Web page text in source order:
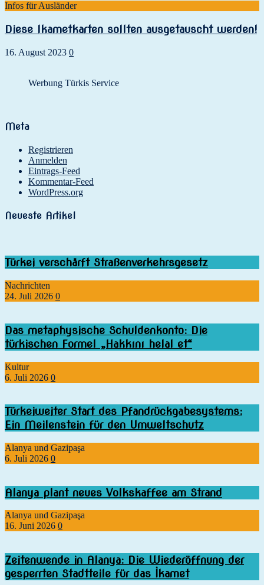
Infos für Ausländer
Diese Ikametkarten sollten ausgetauscht werden!
16. August 2023 0
Werbung Türkis Service
Meta
Registrieren
Anmelden
Eintrags-Feed
Kommentar-Feed
WordPress.org
Neueste Artikel
Türkei verschärft Straßenverkehrsgesetz
Nachrichten
24. Juli 2026 0
Das metaphysische Schuldenkonto: Die
türkischen Formel „Hakkını helal et“
Kultur
6. Juli 2026 0
Türkeiweiter Start des Pfandrückgabesystems:
Ein Meilenstein für den Umweltschutz
Alanya und Gazipaşa
6. Juli 2026 0
Alanya plant neues Volkskaffee am Strand
Alanya und Gazipaşa
16. Juni 2026 0
Zeitenwende in Alanya: Die Wiederöffnung der
gesperrten Stadtteile für das İkamet